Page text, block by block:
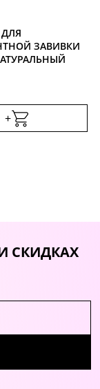
ЗАВИВКИ
+
СКИДКАХ